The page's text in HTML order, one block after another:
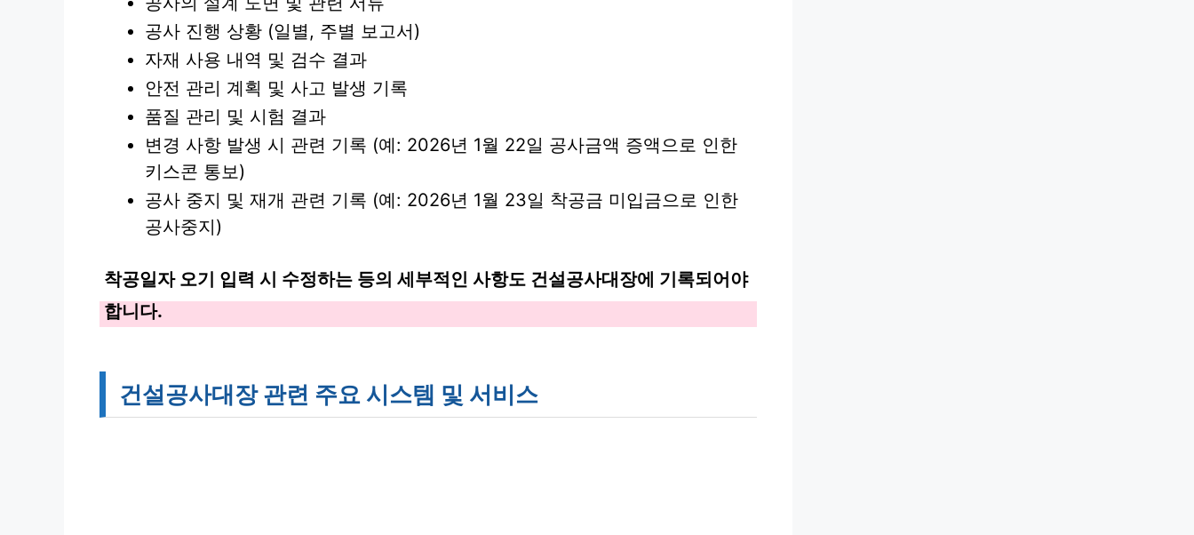
공사 진행 상황 (일별, 주별 보고서)
자재 사용 내역 및 검수 결과
안전 관리 계획 및 사고 발생 기록
품질 관리 및 시험 결과
변경 사항 발생 시 관련 기록 (예: 2026년 1월 22일 공사금액 증액으로 인한
키스콘 통보)
공사 중지 및 재개 관련 기록 (예: 2026년 1월 23일 착공금 미입금으로 인한
공사중지)
착공일자 오기 입력 시 수정하는 등의 세부적인 사항도 건설공사대장에 기록되어야
합니다.
건설공사대장 관련 주요 시스템 및 서비스